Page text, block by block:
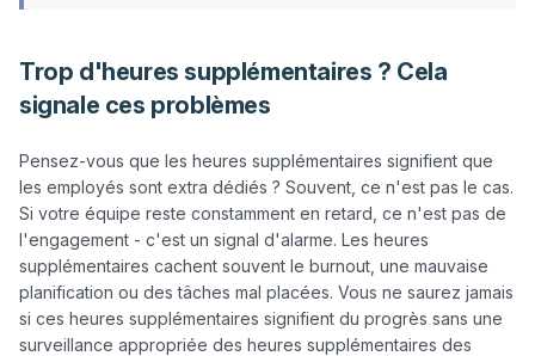
Trop d'heures supplémentaires ? Cela
signale ces problèmes
Pensez-vous que les heures supplémentaires signifient que
les employés sont extra dédiés ? Souvent, ce n'est pas le cas.
Si votre équipe reste constamment en retard, ce n'est pas de
l'engagement - c'est un signal d'alarme. Les heures
supplémentaires cachent souvent le burnout, une mauvaise
planification ou des tâches mal placées. Vous ne saurez jamais
si ces heures supplémentaires signifient du progrès sans une
surveillance appropriée des heures supplémentaires des